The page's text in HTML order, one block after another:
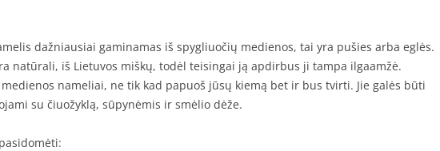
dažniausiai gaminamas iš spygliuočių medienos, tai yra pušies arba eglės.
natūrali, iš Lietuvos miškų, todėl teisingai ją apdirbus ji tampa ilgaamžė.
nameliai, ne tik kad papuoš jūsų kiemą bet ir bus tvirti. Jie galės būti
su čiuožyklą, sūpynėmis ir smėlio dėže.